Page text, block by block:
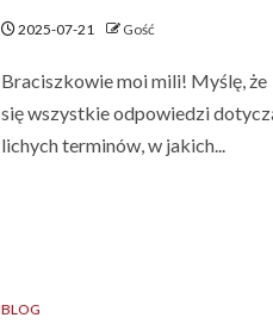
2025-07-21 Gość
Braciszkowie moi mili! Myślę,
się wszystkie odpowiedzi
lichych terminów, w jakich...
BLOG